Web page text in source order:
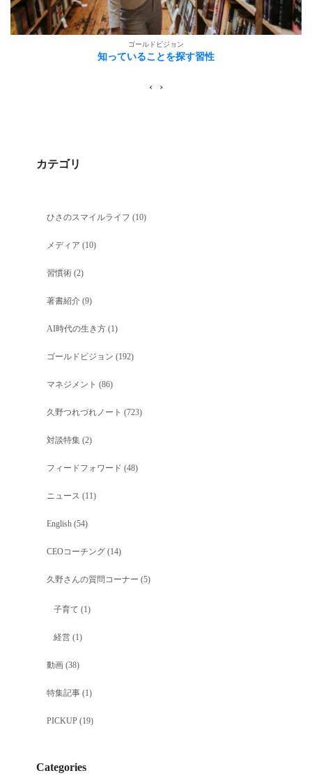
ゴールドビジョン
知っていることを探す習性
‹ ›
カテゴリ
ひさのスマイルライフ (10)
メディア (10)
習慣術(2)
著書紹介(9)
AI時代の生き方(1)
ゴールドビジョン (192)
マネジメント (86)
久野つれづれノート (723)
対談特集(2)
フィードフォワード (48)
ニュース (11)
English(54)
CEOコーチング(14)
久野さんの質問コーナー (5)
子育て (1)
経営(1)
動画(38)
特集記事(1)
PICKUP(19)
Categories